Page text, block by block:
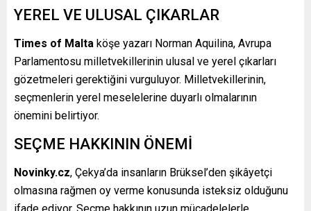
YEREL VE ULUSAL ÇIKARLAR
Times of Malta köşe yazarı Norman Aquilina, Avrupa
Parlamentosu milletvekillerinin ulusal ve yerel çıkarları
gözetmeleri gerektiğini vurguluyor. Milletvekillerinin,
seçmenlerin yerel meselelerine duyarlı olmalarının
önemini belirtiyor.
SEÇME HAKKININ ÖNEMİ
Novinky.cz, Çekya’da insanların Brüksel’den şikâyetçi
olmasına rağmen oy verme konusunda isteksiz olduğunu
ifade ediyor. Seçme hakkının uzun mücadelelerle